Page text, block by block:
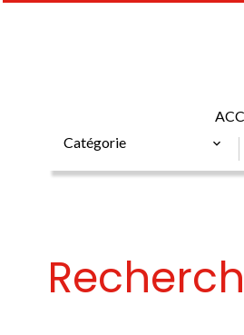
Catégorie